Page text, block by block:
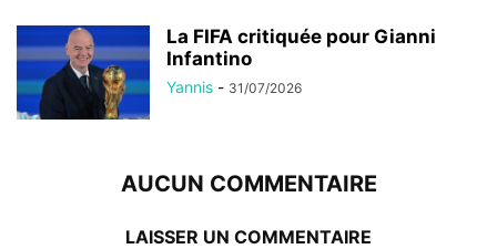
La FIFA critiquée pour Gianni
Infantino
Yannis - 31/07/2026
AUCUN COMMENTAIRE
LAISSER UN COMMENTAIRE